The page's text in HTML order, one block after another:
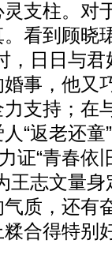
支柱。对
看到顾晓
，日日与君
事，他又
支持；在
“返老还童
证“青春依
王志文量
质，还有
合得特别